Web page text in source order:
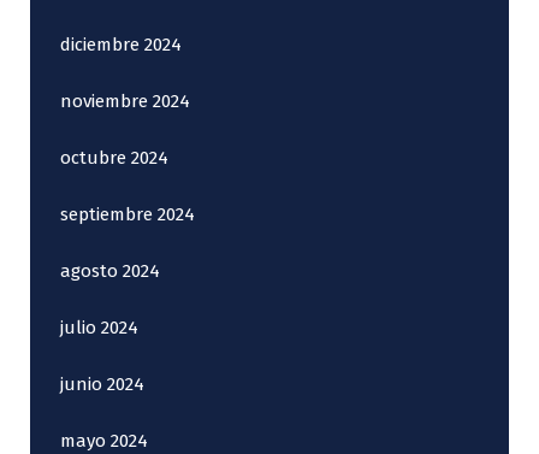
diciembre 2024
noviembre 2024
octubre 2024
septiembre 2024
agosto 2024
julio 2024
junio 2024
mayo 2024